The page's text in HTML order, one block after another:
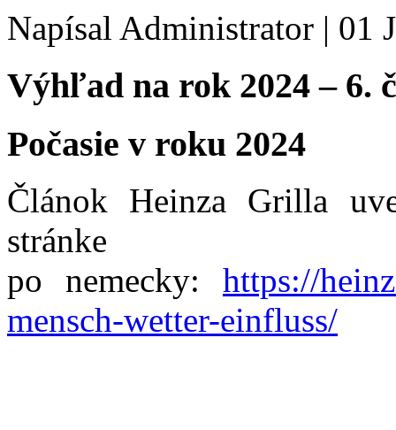
Napísal Administrator | 01
Výhľad na rok 2024 – 6.
Počasie v roku 2024
Článok Heinza Grilla
stránke
po nemecky: https://
mensch-wetter-einfluss/